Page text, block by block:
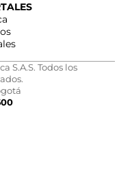
S.A.S. Todos los